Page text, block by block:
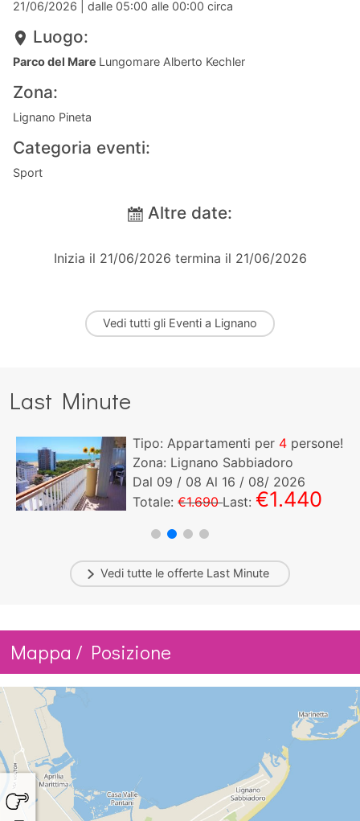
21/06/2026 | dalle 05:00 alle 00:00 circa
Luogo:
Parco del Mare Lungomare Alberto Kechler
Zona:
Lignano Pineta
Categoria eventi:
Sport
Altre date:
Inizia il 21/06/2026 termina il 21/06/2026
Vedi tutti gli Eventi a Lignano
Last Minute
Tipo: Appartamenti per4persone!
Zona: Lignano Sabbiadoro
Dal09/ 08 Al16/ 08/ 2026
Totale:€1.690Last:€1.440
Vedi tutte le offerte Last Minute
Mappa / Posizione